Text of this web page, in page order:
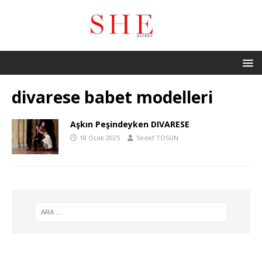
divarese babet modelleri
Aşkın Peşindeyken DIVARESE
18 Ocak 2025 Sedef TOSUN